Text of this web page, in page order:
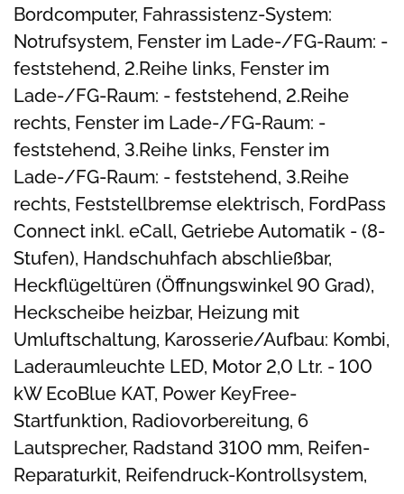
Bordcomputer, Fahrassistenz-System:
Notrufsystem, Fenster im Lade-/FG-Raum: -
feststehend, 2.Reihe links, Fenster im
Lade-/FG-Raum: - feststehend, 2.Reihe
rechts, Fenster im Lade-/FG-Raum: -
feststehend, 3.Reihe links, Fenster im
Lade-/FG-Raum: - feststehend, 3.Reihe
rechts, Feststellbremse elektrisch, FordPass
Connect inkl. eCall, Getriebe Automatik - (8-
Stufen), Handschuhfach abschließbar,
Heckflügeltüren (Öffnungswinkel 90 Grad),
Heckscheibe heizbar, Heizung mit
Umluftschaltung, Karosserie/Aufbau: Kombi,
Laderaumleuchte LED, Motor 2,0 Ltr. - 100
kW EcoBlue KAT, Power KeyFree-
Startfunktion, Radiovorbereitung, 6
Lautsprecher, Radstand 3100 mm, Reifen-
Reparaturkit, Reifendruck-Kontrollsystem,